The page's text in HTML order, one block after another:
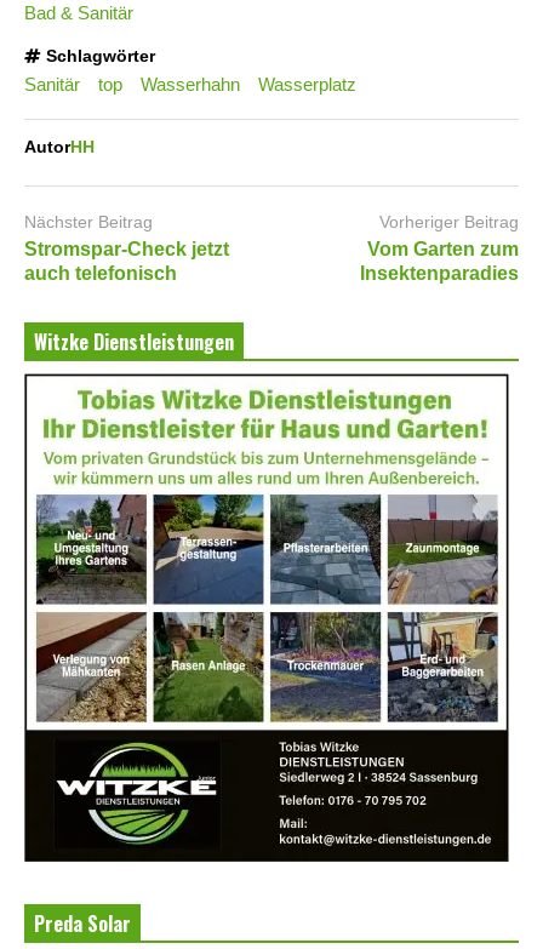
Bad & Sanitär
Schlagwörter
Sanitär top Wasserhahn Wasserplatz
AutorHH
Nächster Beitrag
Stromspar-Check jetzt
auch telefonisch
Vorheriger Beitrag
Vom Garten zum
Insektenparadies
Witzke Dienstleistungen
Preda Solar